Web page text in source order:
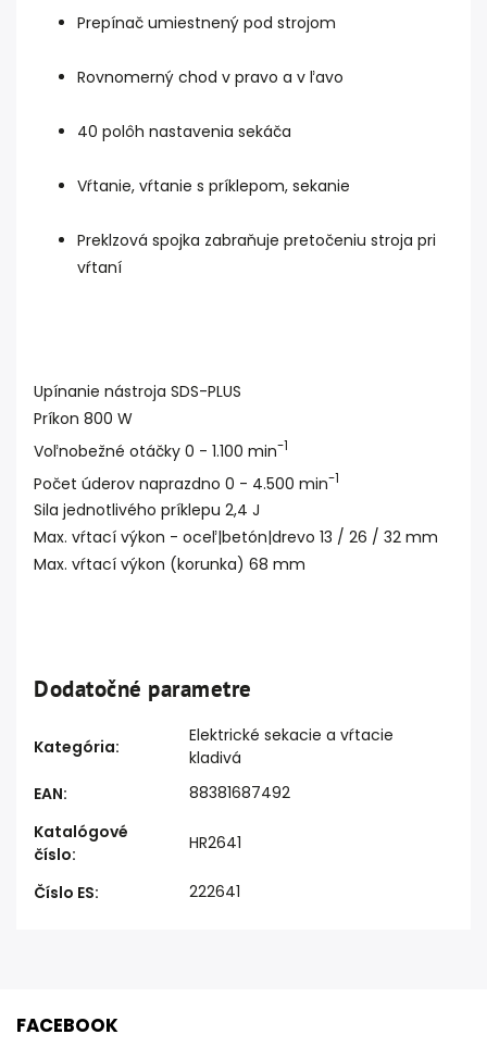
Prepínač umiestnený pod strojom
Rovnomerný chod v pravo a v ľavo
40 polôh nastavenia sekáča
Vŕtanie, vŕtanie s príklepom, sekanie
Preklzová spojka zabraňuje pretočeniu stroja pri
vŕtaní
Upínanie nástroja SDS-PLUS
Príkon 800 W
Voľnobežné otáčky 0 - 1.100 min-1
Počet úderov naprazdno 0 - 4.500 min-1
Sila jednotlivého príklepu 2,4 J
Max. vŕtací výkon - oceľ|betón|drevo 13 / 26 / 32 mm
Max. vŕtací výkon (korunka) 68 mm
Dodatočné parametre
Kategória:
Elektrické sekacie a vŕtacie
kladivá
EAN:
88381687492
Katalógové
číslo:
HR2641
Číslo ES: 222641
FACEBOOK